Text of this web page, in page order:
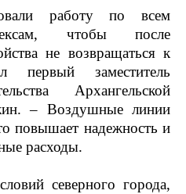
работу по всем
чтобы после
не возвращаться к
первый заместитель
Архангельской
– Воздушные линии
повышает надежность и
расходы.
северного города,